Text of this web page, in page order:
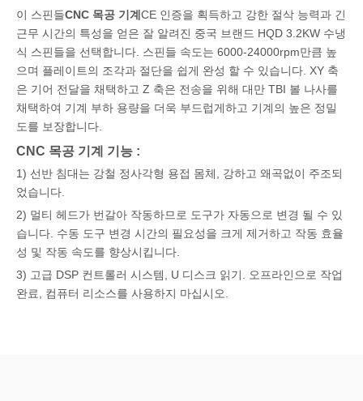
이 스핀들CNC 목공 기계 CE 인증을 획득하고 강한 절삭 능력과 긴
근무 시간의 특성을 얻은 잘 알려진 중국 브랜드 HQD 3.2KW 수냉
식 스핀들을 선택합니다. 스핀들 속도는 6000-24000rpm만큼 높
으며 플레이트의 조각과 절단을 쉽게 완성 할 수 있습니다. XY 축
은 기어 전달을 채택하고 Z 축은 전송을 위해 대만 TBI 볼 나사를
채택하여 기계 부하 용량을 더욱 부드럽게하고 기계의 높은 정밀
도를 보장합니다.
CNC 목공 기계 기능 :
1) 선반 침대는 강철 정사각형 용접 몸체, 강하고 왜곡없이 주조되
었습니다.
2) 멀티 헤드가 번갈아 작동하므로 도구가 자동으로 변경 될 수 있
습니다. 수동 도구 변경 시간의 필요성을 크게 제거하고 작동 효율
성 및 작동 속도를 향상시킵니다.
3) 고급 DSP 컨트롤러 시스템, U 디스크 읽기. 오프라인으로 작업
완료, 컴퓨터 리소스를 사용하지 마십시오.